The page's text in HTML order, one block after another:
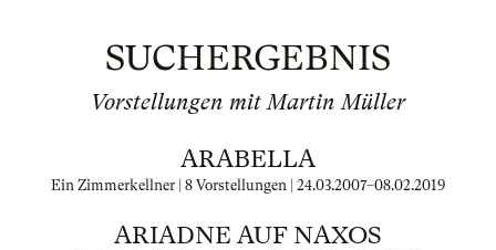
SUCHERGEBNIS
Vorstellungen mit Martin Müller
ARABELLA
Ein Zimmerkellner | 8 Vorstellungen | 24.03.2007–08.02.2019
ARIADNE AUF NAXOS